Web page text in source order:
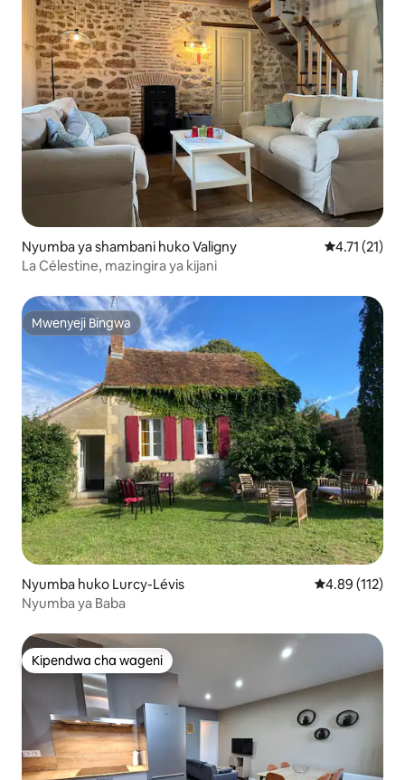
Nyumba ya shambani huko Valigny Ukadiriaji wa
4.71 (21)
La Célestine, mazingira ya kijani
Mwenyeji Bingwa
Mwenyeji Bingwa
Nyumba huko Lurcy-Lévis Ukadiriaji wa
4.89 (112)
Nyumba ya Baba
Kipendwa cha wageni
Kipendwa cha wageni